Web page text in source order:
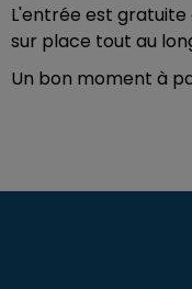
L'entrée est
sur place tout au
Un bon moment à